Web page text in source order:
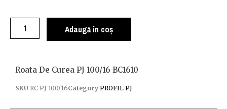
Adaugă în coș
Roata De Curea PJ 100/16 BC1610
SKU RC PJ 100/16Category PROFIL PJ